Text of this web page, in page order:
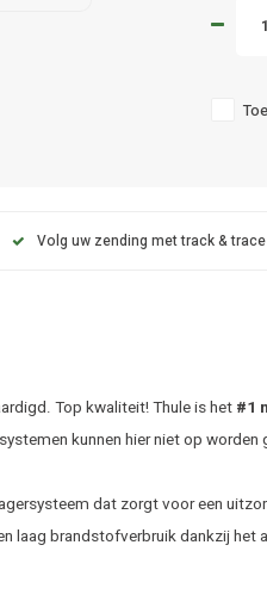
Volg uw zending met track & trace
Top kwaliteit! Thule is het #1
kunnen hier niet op worden
dat zorgt voor een
laag brandstofverbruik dankzij